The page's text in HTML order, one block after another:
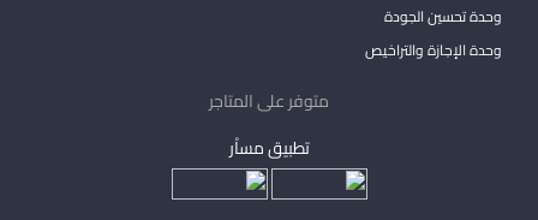
وحدة تحسين الجودة
وحدة الإجازة والتراخيص
متوفر على المتاجر
تطبيق مساْر